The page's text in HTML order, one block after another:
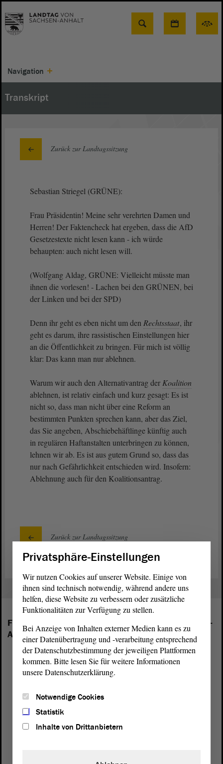
Suche
Navigation
Transkript
Zurück zur Landtagssitzung
Sebastian Striegel (GRÜNE):
Frau Präsidentin! Meine sehr verehrten Damen und
Herren! Der Faktencheck hat ergeben, dass die AfD
Gesetzestexte nicht lesen kann - ich würde
behaupten: auch nicht lesen will.
(Wolfgang Aldag, GRÜNE: Vielleicht müsste man
ihnen die vorlesen! - Lachen bei den GRÜNEN, bei
der Linken und bei der SPD)
Denn ihr geht es eben nicht um den Rechtsstaat, ihr
geht es darum, ihre rassistischen Einstellungen hier
an die Öffentlichkeit zu bringen. Für mich ist völlig
klar: Das kann man nur ablehnen.
Warum wir auch den Alternativantrag der Koalition
ablehnen, ist relativ einfach und kurz gesagt: Es ist
nicht so, dass man nicht über eine Reform an
bestimmten Punkten sprechen kann, aber das Ziel,
das Sie angeben, Abschiebehäftlinge künftig auch
in regulären Haftanstalten unterbringen zu können,
lehnen wir ab. Es ist aus gutem Grund so, dass das
nur nach Gefährlichkeit entschieden wird. Insofern:
Ablehnung auch für den Koalitionsantrag.
Zurück zur Landtagssitzung
Folgende Fraktionen sind im Landtag von Sachsen-
Anhalt vertreten:
Privatsphäre-Einstellungen
Wir nutzen Cookies auf unserer Website. Einige von
ihnen sind technisch notwendig, während andere uns
helfen, diese Website zu verbessern oder zusätzliche
Funktionalitäten zur Verfügung zu stellen.
Bei Anzeige von Inhalten externer Medien kann es zu
einer Datenübertragung und -verarbeitung entsprechend
der Datenschutzbestimmung der jeweiligen Plattformen
kommen. Bitte lesen Sie für weitere Informationen
unsere Datenschutzerklärung.
Notwendige Cookies
Statistik
Inhalte von Drittanbietern